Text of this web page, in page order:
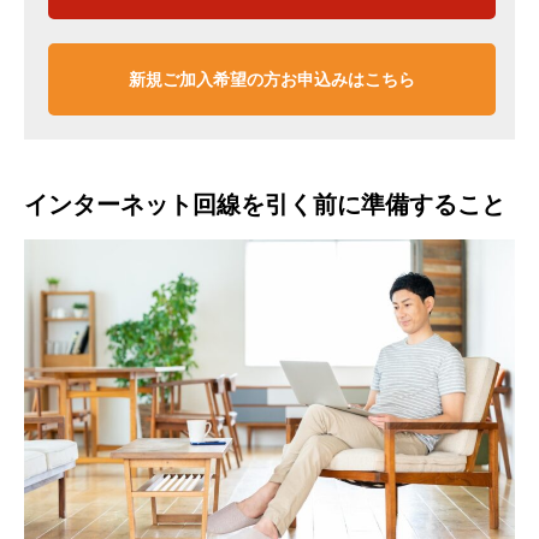
新規ご加入希望の方お申込みはこちら
インターネット回線を引く前に準備すること